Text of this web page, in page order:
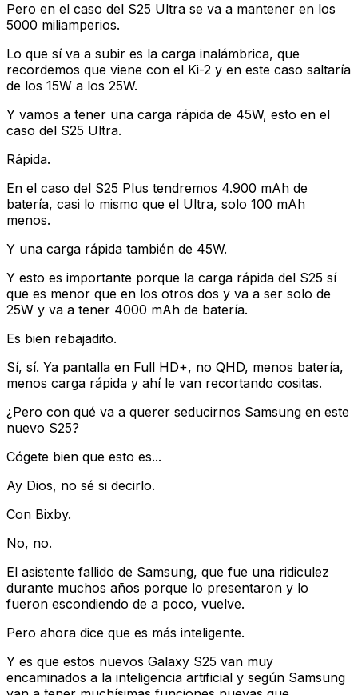
Pero en el caso del S25 Ultra se va a mantener en los
5000 miliamperios.
Lo que sí va a subir es la carga inalámbrica, que
recordemos que viene con el Ki-2 y en este caso saltaría
de los 15W a los 25W.
Y vamos a tener una carga rápida de 45W, esto en el
caso del S25 Ultra.
Rápida.
En el caso del S25 Plus tendremos 4.900 mAh de
batería, casi lo mismo que el Ultra, solo 100 mAh
menos.
Y una carga rápida también de 45W.
Y esto es importante porque la carga rápida del S25 sí
que es menor que en los otros dos y va a ser solo de
25W y va a tener 4000 mAh de batería.
Es bien rebajadito.
Sí, sí. Ya pantalla en Full HD+, no QHD, menos batería,
menos carga rápida y ahí le van recortando cositas.
¿Pero con qué va a querer seducirnos Samsung en este
nuevo S25?
Cógete bien que esto es...
Ay Dios, no sé si decirlo.
Con Bixby.
No, no.
El asistente fallido de Samsung, que fue una ridiculez
durante muchos años porque lo presentaron y lo
fueron escondiendo de a poco, vuelve.
Pero ahora dice que es más inteligente.
Y es que estos nuevos Galaxy S25 van muy
encaminados a la inteligencia artificial y según Samsung